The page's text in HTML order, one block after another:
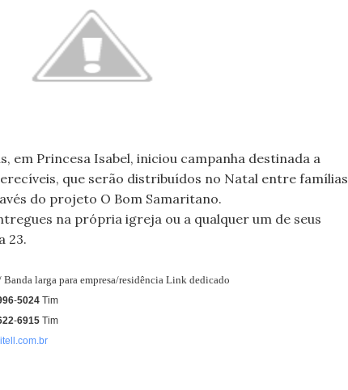
em Princesa Isabel, iniciou campanha destinada a
que serão distribuídos no Natal entre famílias
do projeto O Bom Samaritano.
na própria igreja ou a qualquer um de seus
23.
larga para empresa/residência Link dedicado
-5024 Tim
-6915 Tim